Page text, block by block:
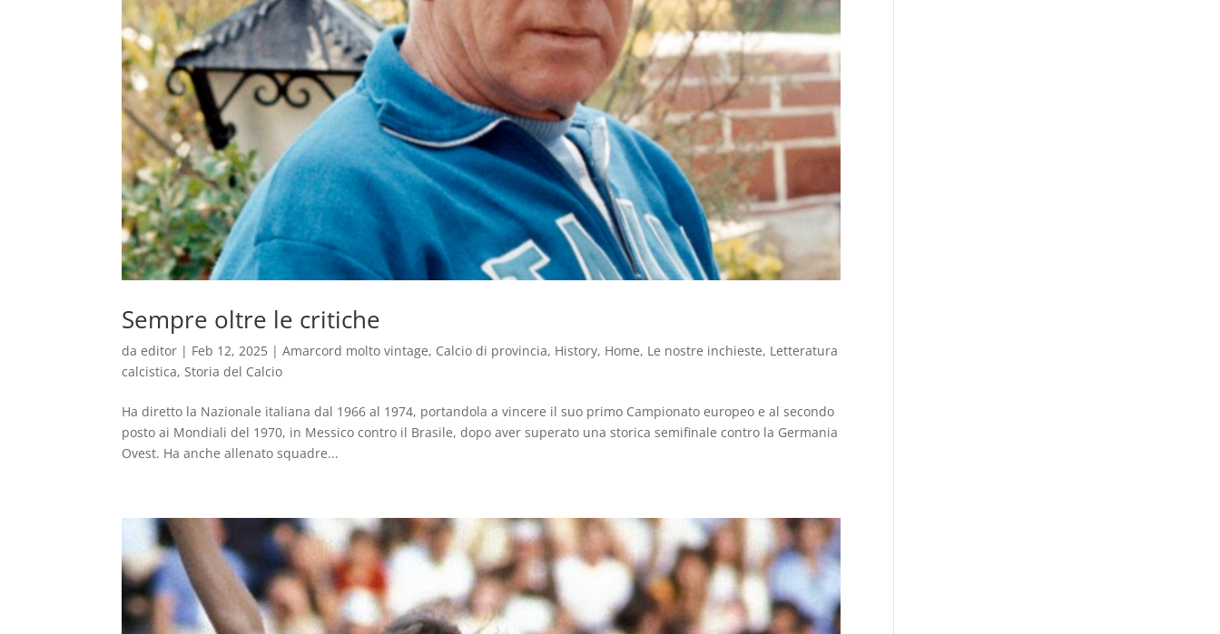
Sempre oltre le critiche
daeditor | Feb 12, 2025 |Amarcord molto vintage, Calcio di provincia, History, Home, Le nostre inchieste, Letteratura
calcistica, Storia del Calcio
Ha diretto la Nazionale italiana dal 1966 al 1974, portandola a vincere il suo primo Campionato europeo e al secondo
posto ai Mondiali del 1970, in Messico contro il Brasile, dopo aver superato una storica semifinale contro la Germania
Ovest. Ha anche allenato squadre...